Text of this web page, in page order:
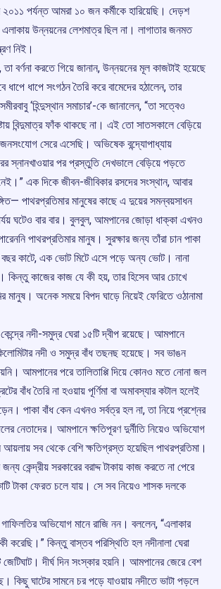
পর্যন্ত আমরা ১০ জন কর্মীকে হারিয়েছি। দেড়শ
উন্নয়নের লেশমাত্র ছিল না। লাগাতার জনমত
নিই।
বর্ণনা করতে গিয়ে জানান, উন্নয়নের মূল কাজটাই হয়েছে
ধাপে সংগঠন তৈরি করে বামেদের হঠালেন, তার
‘হিন্দুস্থান সমাচার’-কে জানালেন, “তা সত্বেও
বিন্দুমাত্র ফাঁক থাকছে না। এই তো সাতসকালে বেড়িয়ে
সেরে এসেছি। অভিষেক বন্দ্যোপাধ্যায়
স্নানখাওয়ার পর প্রস্তুতি দেখভালে বেড়িয়ে পড়তে
এক দিকে জীবন-জীবিকার রসদের সংস্থান, আবার
পাথরপ্রতিমার মানুষের কাছে এ দুয়ের সমন্বয়সাধন
ঘটেও বার বার। বুলবুল, আমপানের জোড়া ধাক্কা এখনও
পাথরপ্রতিমার মানুষ। সুরক্ষার জন্য তাঁরা চান পাকা
কাটে, এক ভোট মিটে এসে পড়ে অন্য ভোট। নানা
কিন্তু কাজের কাজ যে কী হয়, তার হিসেব আর চোখে
মানুষ। অনেক সময়ে বিপদ ঘাড়ে নিয়েই ফেরিতে ওঠানামা
কেন্দ্রে নদী-সমুদ্র ঘেরা ১৫টি দ্বীপ রয়েছে। আমপানে
নদী ও সমুদ্র বাঁধ তছনছ হয়েছে। সব ভাঙন
আমপানের পরে তালিতাপ্পি দিয়ে কোনও মতে নোনা জল
বাঁধ তৈরি না হওয়ায় পূর্ণিমা বা অমাবস্যার কটাল হলেই
পাকা বাঁধ কেন এখনও সর্বত্র হল না, তা নিয়ে প্রশ্নের
নেতাদের। আমপানে ক্ষতিপূরণ দুর্নীতি নিয়েও অভিযোগ
সব থেকে বেশি ক্ষতিগ্রস্ত হয়েছিল পাথরপ্রতিমা।
কেন্দ্রীয় সরকারের বরাদ্দ টাকায় কাজ করতে না পেরে
টাকা ফেরত চলে যায়। সে সব নিয়েও শাসক দলকে
অভিযোগ মানে রাজি নন। বললেন, “এলাকার
করেছি।” কিন্তু বাস্তব পরিস্থিতি হল নদীনালা ঘেরা
দীর্ঘ দিন সংস্কার হয়নি। আমপানের জেরে বেশ
কিছু ঘাটের সামনে চর পড়ে যাওয়ায় নদীতে ভাটা পড়লে